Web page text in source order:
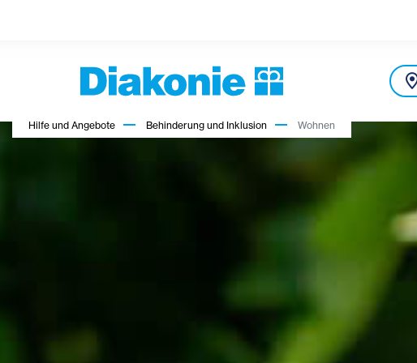
Hilfe und Angebote Behinderung und Inklusion Wohnen